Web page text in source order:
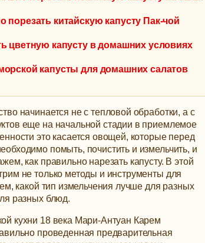
порезать китайскую капусту Пак-чой
цветную капусту в домашних условиях
капусты для домашних салатов
начинается не с тепловой обработки, а с
еще на начальной стадии в приемлемое
это касается овощей, которые перед
помыть, почистить и измельчить, и
как правильно нарезать капусту. В этой
не только методы и инструменты для
какой тип измельчения лучше для разных
разных блюд.
кухни 18 века Мари-Антуан Карем
проведенная предварительная